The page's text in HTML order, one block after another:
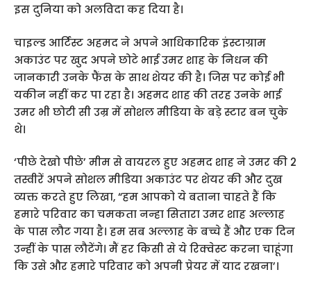
इस दुनिया को अलविदा कह दिया है।
चाइल्ड आर्टिस्ट अहमद ने अपने आधिकारिक इंस्टाग्राम
अकाउंट पर खुद अपने छोटे भाई उमर शाह के निधन की
जानकारी उनके फैंस के साथ शेयर की है। जिस पर कोई भी
यकीन नहीं कर पा रहा है। अहमद शाह की तरह उनके भाई
उमर भी छोटी सी उम्र में सोशल मीडिया के बड़े स्टार बन चुके
थे।
‘पीछे देखो पीछे’ मीम से वायरल हुए अहमद शाह ने उमर की 2
तस्वीरें अपने सोशल मीडिया अकाउंट पर शेयर की और दुख
व्यक्त करते हुए लिखा, “हम आपको ये बताना चाहते हैं कि
हमारे परिवार का चमकता नन्हा सितारा उमर शाह अल्लाह
के पास लौट गया है। हम सब अल्लाह के बच्चे हैं और एक दिन
उन्हीं के पास लौटेंगे। मैं हर किसी से ये रिक्वेस्ट करना चाहूंगा
कि उसे और हमारे परिवार को अपनी प्रेयर में याद रखना’।